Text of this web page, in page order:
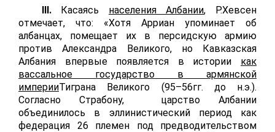
III. Касаясь населения Албании, Р.Хевсен
отмечает, что: «Хотя Арриан упоминает об
албанцах, помещает их в персидскую армию
против Александра Великого, но Кавказская
Албания впервые появляется в истории как
вассальное государство в армянской
империиТиграна Великого (95–56гг. до н.э.).
Согласно Страбону, царство Албании
объединилось в эллинистический период как
федерация 26 племен под предводительством